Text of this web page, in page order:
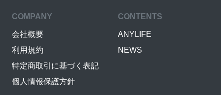
COMPANY
会社概要
利用規約
特定商取引に基づく表記
個人情報保護方針
CONTENTS
ANYLIFE
NEWS